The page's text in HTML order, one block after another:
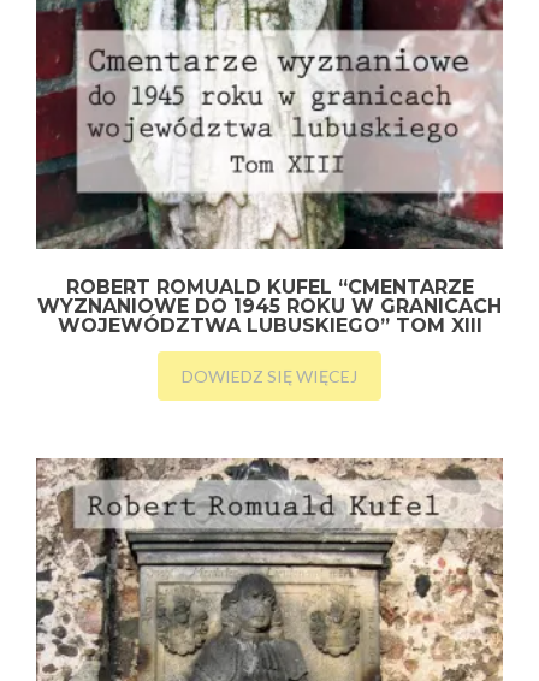
ROBERT ROMUALD KUFEL “CMENTARZE
WYZNANIOWE DO 1945 ROKU W GRANICACH
WOJEWÓDZTWA LUBUSKIEGO” TOM XIII
DOWIEDZ SIĘ WIĘCEJ